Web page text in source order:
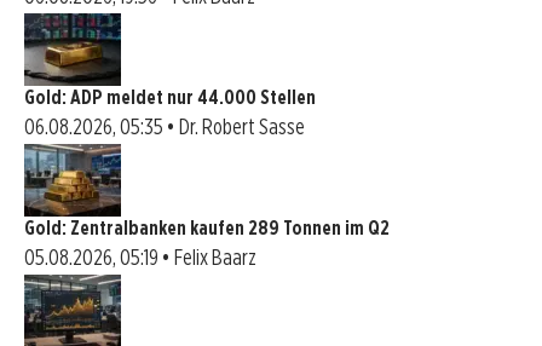
Gold: ADP meldet nur 44.000 Stellen
06.08.2026, 05:35 • Dr. Robert Sasse
Gold: Zentralbanken kaufen 289 Tonnen im Q2
05.08.2026, 05:19 • Felix Baarz